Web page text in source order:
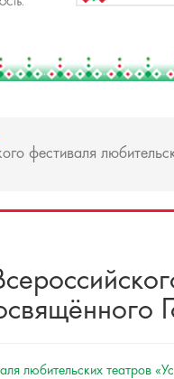
фестиваля
любительских театров